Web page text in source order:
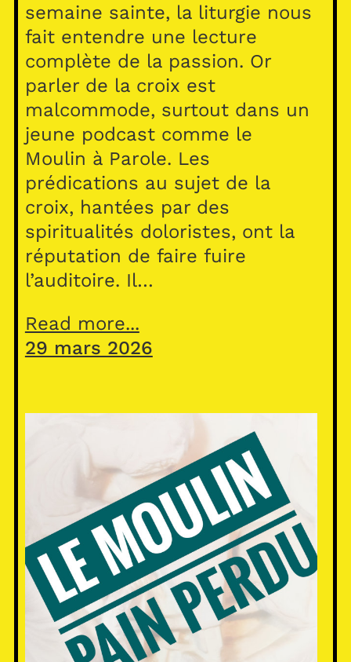
semaine sainte, la liturgie nous
fait entendre une lecture
complète de la passion. Or
parler de la croix est
malcommode, surtout dans un
jeune podcast comme le
Moulin à Parole. Les
prédications au sujet de la
croix, hantées par des
spiritualités doloristes, ont la
réputation de faire fuire
l’auditoire. Il…
Read more...
29 mars 2026